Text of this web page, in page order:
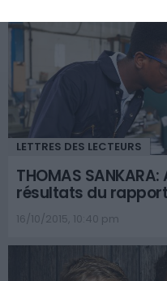
LETTRES DES LECTEURS
THOMAS
résultats du
16/10/2015, 10:40 pm